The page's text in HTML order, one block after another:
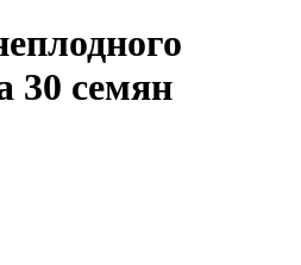
30 семян